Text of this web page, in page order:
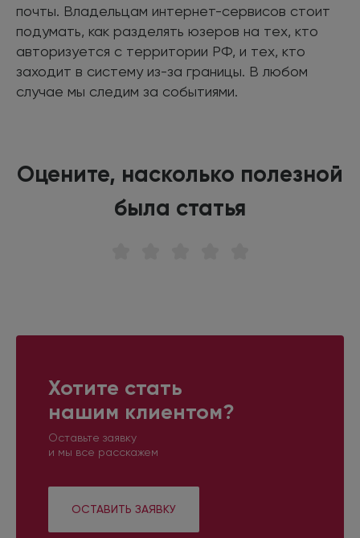
почты. Владельцам интернет-сервисов стоит
подумать, как разделять юзеров на тех, кто
авторизуется с территории РФ, и тех, кто
заходит в систему из-за границы. В любом
случае мы следим за событиями.
Оцените, насколько полезной
была статья
Хотите стать
нашим клиентом?
Оставьте заявку
и мы все расскажем
ОСТАВИТЬ ЗАЯВКУ